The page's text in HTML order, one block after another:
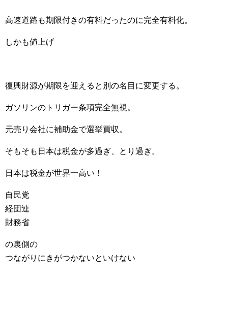
高速道路も期限付きの有料だったのに完全有料化。
しかも値上げ
復興財源が期限を迎えると別の名目に変更する。
ガソリンのトリガー条項完全無視。
元売り会社に補助金で選挙買収。
そもそも日本は税金が多過ぎ、とり過ぎ。
日本は税金が世界一高い！
自民党
経団連
財務省
の裏側の
つながりにきがつかないといけない